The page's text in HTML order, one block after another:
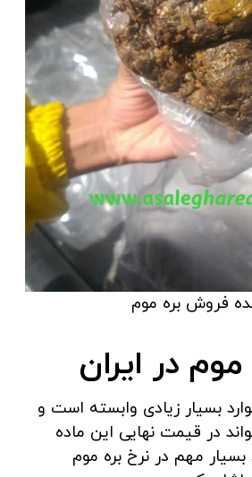
فروش بره موم
در ایران
بسیار زیادی وابسته است و
در قیمت نهایی این ماده
بسیار مهم در نرخ بره موم